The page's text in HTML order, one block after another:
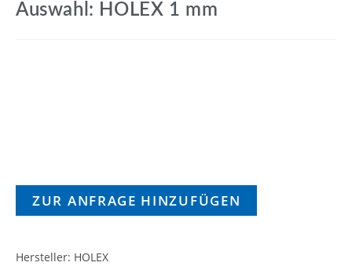
Auswahl: HOLEX 1 mm
ZUR ANFRAGE HINZUFÜGEN
Hersteller: HOLEX